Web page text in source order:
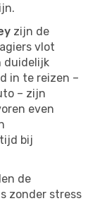
zijn de
vlot
duidelijk
in te reizen –
– zijn
even
bij
de
zonder stress